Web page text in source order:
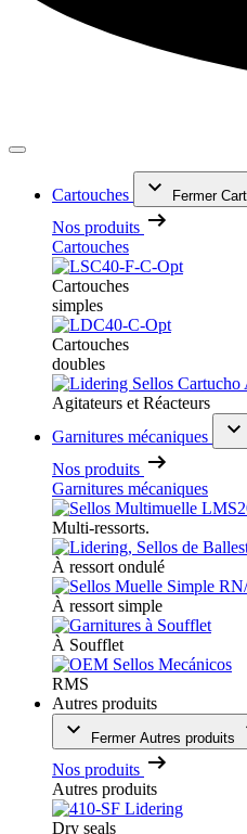
Cartouches Fermer
Nos produits
Cartouches
Cartouches
simples
Cartouches
doubles
Agitateurs et Réacteurs
Garnitures mécaniques
Nos produits
Garnitures mécaniques
Multi-ressorts.
À ressort ondulé
À ressort simple
À Soufflet
RMS
Autres produits
Fermer Autres produits
Nos produits
Autres produits
Dry seals